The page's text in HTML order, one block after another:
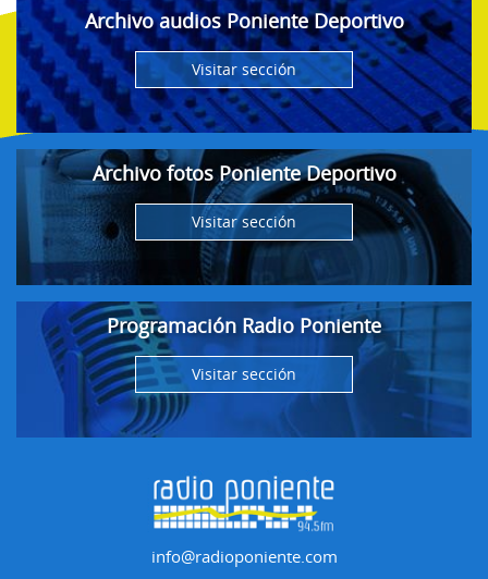
Archivo audios Poniente Deportivo
Visitar sección
Archivo fotos Poniente Deportivo
Visitar sección
Programación Radio Poniente
Visitar sección
info@radioponiente.com